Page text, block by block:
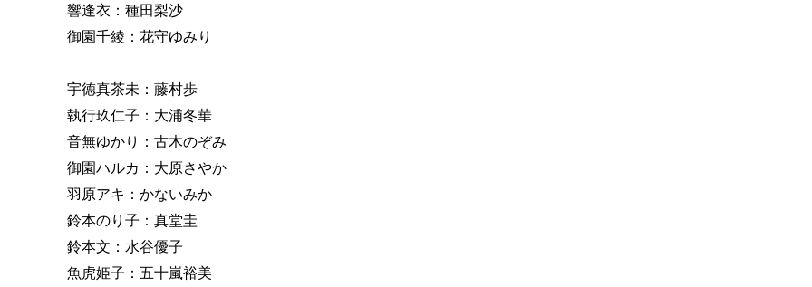
響逢衣：種田梨沙
御園千綾：花守ゆみり
宇徳真茶未：藤村歩
執行玖仁子：大浦冬華
音無ゆかり：古木のぞみ
御園ハルカ：大原さやか
羽原アキ：かないみか
鈴本のり子：真堂圭
鈴本文：水谷優子
魚虎姫子：五十嵐裕美